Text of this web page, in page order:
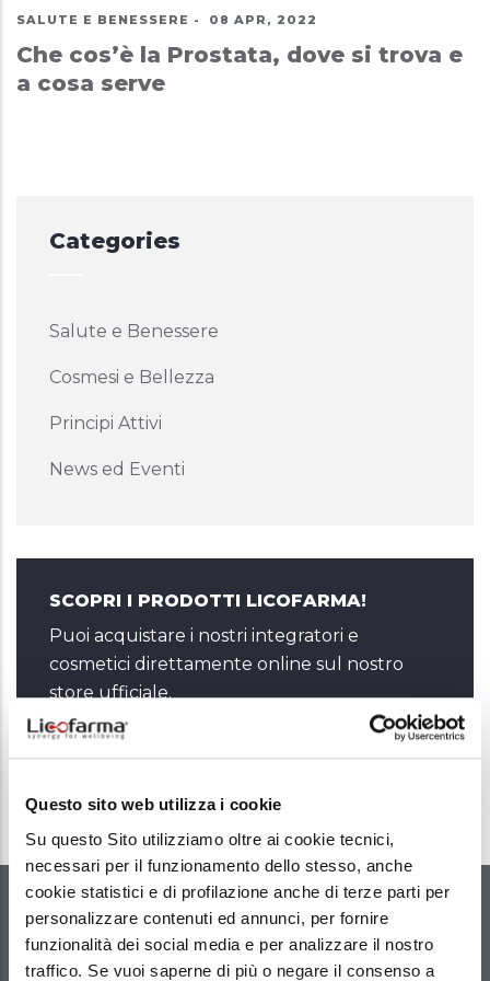
Questo sito web utilizza i cookie
Su questo Sito utilizziamo oltre ai cookie tecnici,
necessari per il funzionamento dello stesso, anche
cookie statistici e di profilazione anche di terze parti per
personalizzare contenuti ed annunci, per fornire
funzionalità dei social media e per analizzare il nostro
traffico. Se vuoi saperne di più o negare il consenso a
SALUTE E BENESSERE - 08 APR, 2022
Che cos’è la Prostata, dove si trova e
a cosa serve
Categories
Salute e Benessere
Cosmesi e Bellezza
Principi Attivi
News ed Eventi
SCOPRI I PRODOTTI LICOFARMA!
Puoi acquistare i nostri integratori e
cosmetici direttamente online sul nostro
store ufficiale.
Vai allo Store